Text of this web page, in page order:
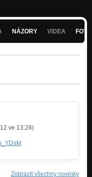
NÁZORY VIDEA
ve 13:28)
Zobrazit všechny novinky